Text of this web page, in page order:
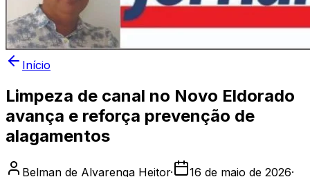
Início
Limpeza de canal no Novo Eldorado
avança e reforça prevenção de
alagamentos
Belman de Alvarenga Heitor· 16 de maio de 2026·